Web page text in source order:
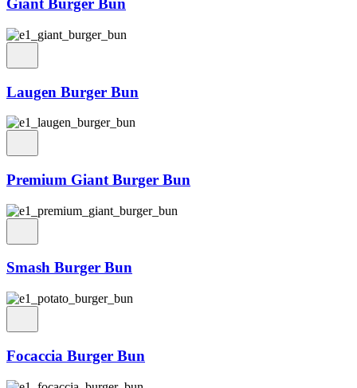
Giant Burger Bun
Laugen Burger Bun
Premium Giant Burger Bun
Smash Burger Bun
Focaccia Burger Bun